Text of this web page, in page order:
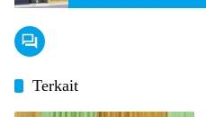
Terkait